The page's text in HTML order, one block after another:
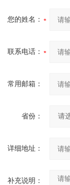
您的姓名：
联系电话：
常用邮箱：
省份：
详细地址：
补充说明：